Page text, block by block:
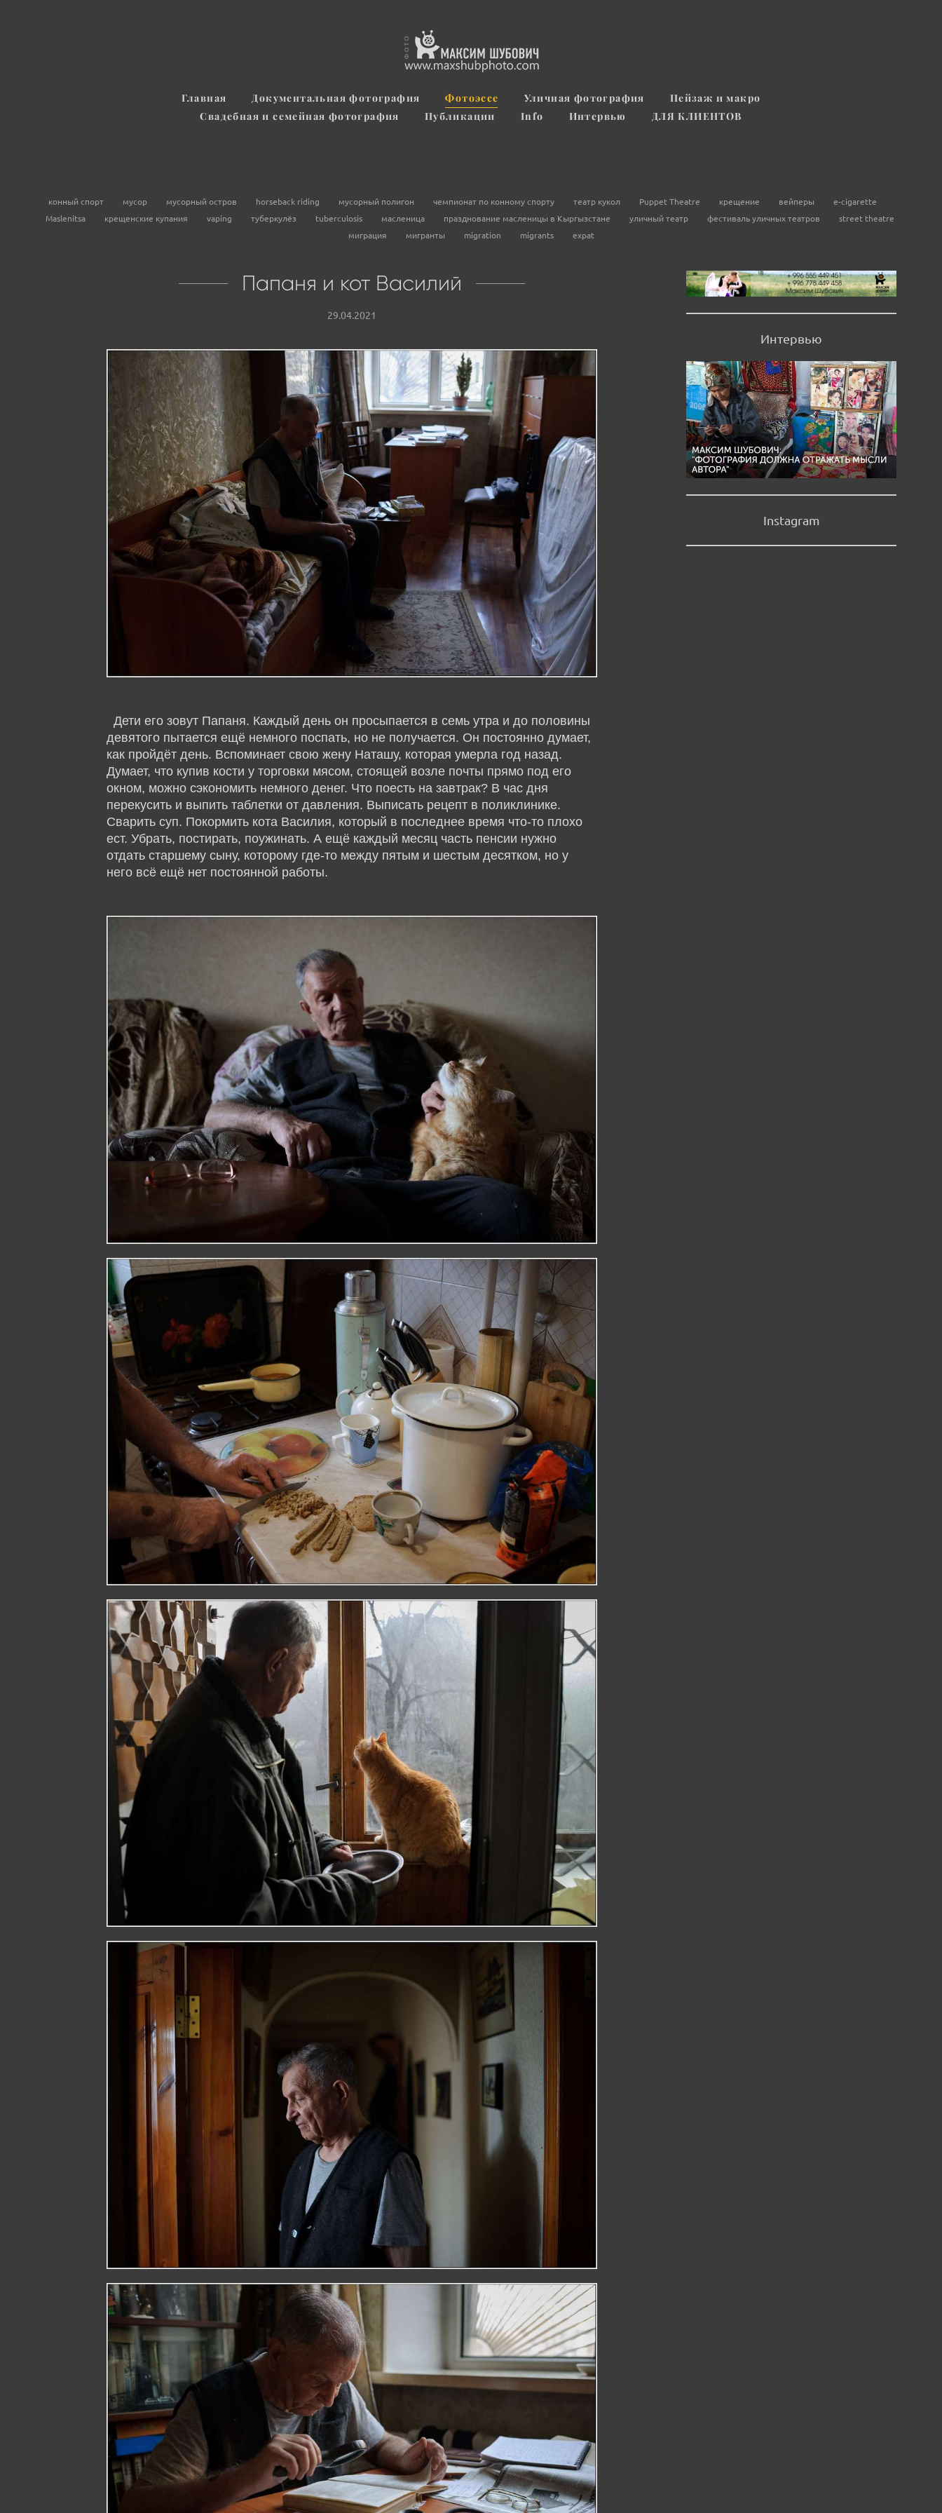
Главная Документальная фотография Фотоэссе Уличная фотография
Пейзаж и макро
Свадебная и семейная фотография
Публикации Info Интервью ДЛЯ КЛИЕНТОВ
конный спорт мусор мусорный остров horseback riding мусорный полигон чемпионат по конному спорту театр кукол Puppet Theatre крещение вейперы
e-cigarette
Maslenitsa
крещенские купания vaping туберкулёз tuberculosis масленица празднование масленицы в Кыргызстане уличный театр фестиваль уличных театров
street theatre
миграция
мигранты migration migrants expat
Папаня и кот Василий
29.04.2021
Дети его зовут Папаня. Каждый день он просыпается в семь утра и до половины
девятого пытается ещё немного поспать, но не получается. Он постоянно думает,
как пройдёт день. Вспоминает свою жену Наташу, которая умерла год назад.
Думает, что купив кости у торговки мясом, стоящей возле почты прямо под его
окном, можно сэкономить немного денег. Что поесть на завтрак? В час дня
перекусить и выпить таблетки от давления. Выписать рецепт в поликлинике.
Сварить суп. Покормить кота Василия, который в последнее время что-то плохо
ест. Убрать, постирать, поужинать. А ещё каждый месяц часть пенсии нужно
отдать старшему сыну, которому где-то между пятым и шестым десятком, но у
него всё ещё нет постоянной работы.
Интервью
Instagram